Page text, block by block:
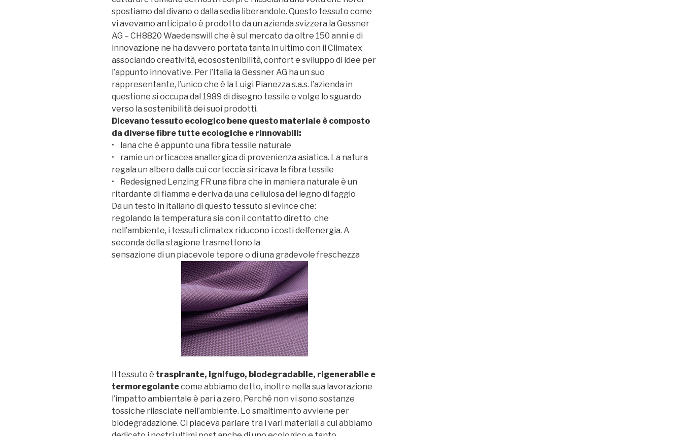
spostiamo dal divano o dalla sedia liberandole. Questo tessuto come
vi avevamo anticipato è prodotto da un azienda svizzera la Gessner
AG – CH8820 Waedenswill che è sul mercato da oltre 150 anni e di
innovazione ne ha davvero portata tanta in ultimo con il Climatex
associando creatività, ecosostenibilità, confort e sviluppo di idee per
l’appunto innovative. Per l’Italia la Gessner AG ha un suo
rappresentante, l’unico che è la Luigi Pianezza s.a.s. l’azienda in
questione si occupa dal 1989 di disegno tessile e volge lo sguardo
verso la sostenibilità dei suoi prodotti.
Dicevano tessuto ecologico bene questo materiale è composto
da diverse fibre tutte ecologiche e rinnovabili:
• lana che è appunto una fibra tessile naturale
• ramie un orticacea anallergica di provenienza asiatica. La natura
regala un albero dalla cui corteccia si ricava la fibra tessile
• Redesigned Lenzing FR una fibra che in maniera naturale è un
ritardante di fiamma e deriva da una cellulosa del legno di faggio
Da un testo in italiano di questo tessuto si evince che:
regolando la temperatura sia con il contatto diretto che
nell’ambiente, i tessuti climatex riducono i costi dell’energia. A
seconda della stagione trasmettono la
sensazione di un piacevole tepore o di una gradevole freschezza
Il tessuto è traspirante, ignifugo, biodegradabile, rigenerabile e
termoregolantecome abbiamo detto, inoltre nella sua lavorazione
l’impatto ambientale è pari a zero. Perché non vi sono sostanze
tossiche rilasciate nell’ambiente. Lo smaltimento avviene per
biodegradazione. Ci piaceva parlare tra i vari materiali a cui abbiamo